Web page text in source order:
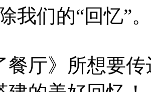
我们的“回忆”。
餐厅》所想要